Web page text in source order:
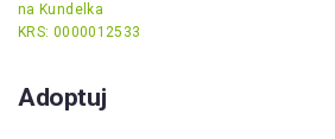
na Kundelka
KRS: 0000012533
Adoptuj